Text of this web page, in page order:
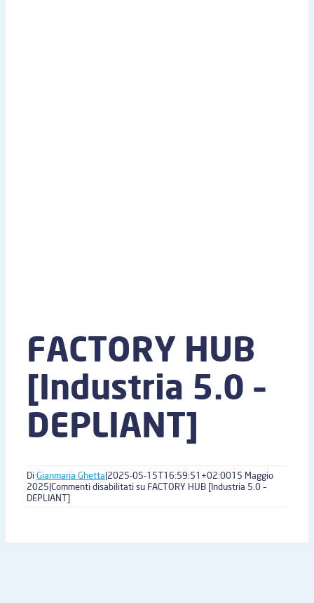
FACTORY HUB
[Industria 5.0 –
DEPLIANT]
DiGianmaria Ghetta|2025-05-15T16:59:51+02:0015 Maggio
2025|Commenti disabilitatisu FACTORY HUB [Industria 5.0 –
DEPLIANT]